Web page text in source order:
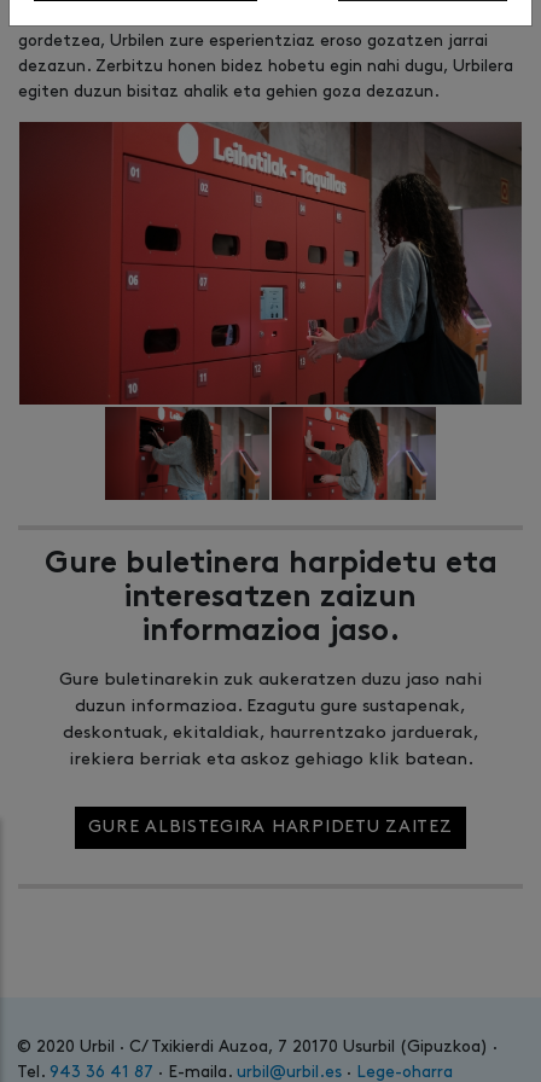
gordetzea, Urbilen zure esperientziaz eroso gozatzen jarrai
dezazun. Zerbitzu honen bidez hobetu egin nahi dugu, Urbilera
egiten duzun bisitaz ahalik eta gehien goza dezazun.
Gure buletinera harpidetu eta
interesatzen zaizun
informazioa jaso.
Gure buletinarekin zuk aukeratzen duzu jaso nahi
duzun informazioa. Ezagutu gure sustapenak,
deskontuak, ekitaldiak, haurrentzako jarduerak,
irekiera berriak eta askoz gehiago klik batean.
GURE ALBISTEGIRA HARPIDETU ZAITEZ
© 2020 Urbil · C/ Txikierdi Auzoa, 7 20170 Usurbil (Gipuzkoa) ·
Tel. 943 36 41 87 · E-maila. urbil@urbil.es · Lege-oharra